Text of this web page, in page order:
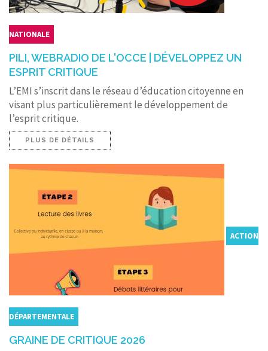
NATIONALE
PILI, WEBRADIO DE L'OCCE | DÉVELOPPEZ UN
ESPRIT CRITIQUE
L’EMI s’inscrit dans le réseau d’éducation citoyenne en
visant plus particulièrement le développement de
l’esprit critique.
PLUS DE DÉTAILS
ACTION
DÉPARTEMENTALE
GRAINE DE CRITIQUE 2026